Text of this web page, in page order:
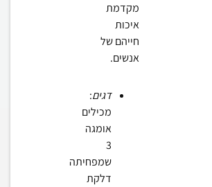
מקדמת
איכות
חייהם של
אנשים.
דגים:
מכילים
אומגה
3
שמפחיתה
דלקת